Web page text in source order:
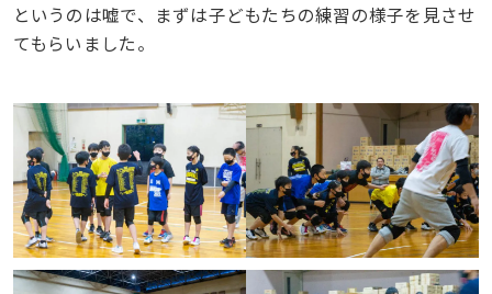
というのは嘘で、まずは子どもたちの練習の様子を見させ
てもらいました。